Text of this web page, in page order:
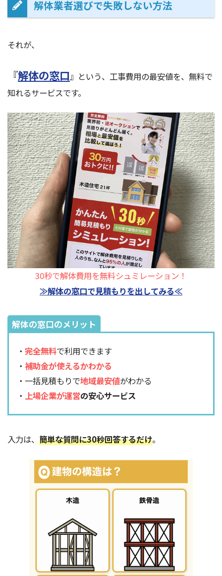
解体業者選びで失敗しない方法
それが、
『解体の窓口 』という、工事費用の最安値を、無料で
知れるサービスです。
30秒で解体費用を無料シュミレーション！
≫解体の窓口で見積もりを出してみる≪
解体の窓口のメリット
・完全無料で利用できます
・ 補助金が使えるかわかる
・一括見積もりで地域最安値がわかる
・ 上場企業が運営の安心サービス
入力は、 簡単な質問に30秒回答するだけ。